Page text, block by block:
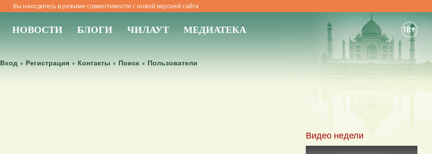
Вы находитесь в режиме совместимости с новой версией сайта
НОВОСТИ БЛОГИ ЧИЛАУТ МЕДИАТЕКА 18+
Вход Регистрация Контакты Поиск Пользователи
Видео недели